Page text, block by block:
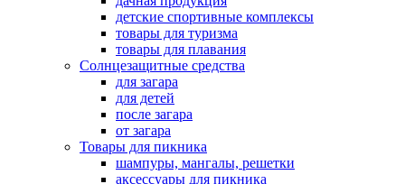
детские спортивные комплексы
товары для туризма
товары для плавания
Солнцезащитные средства
для загара
для детей
после загара
от загара
Товары для пикника
шампуры, мангалы, решетки
аксессуары для пикника